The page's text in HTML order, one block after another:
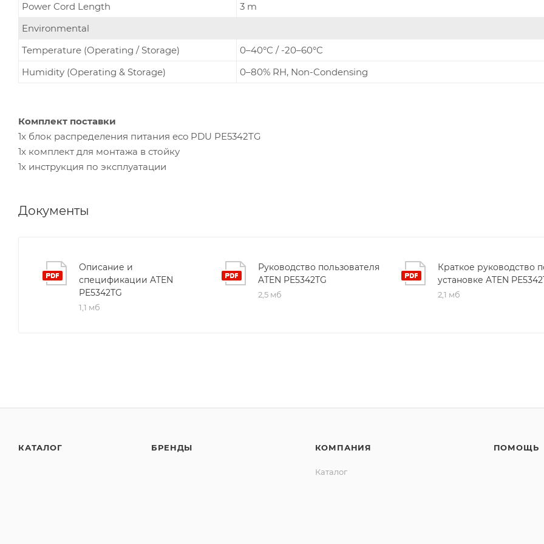
Power Cord Length
3 m
Environmental
Temperature (Operating / Storage)
0–40°C / -20–60°C
Humidity (Operating & Storage)
0–80% RH, Non-Condensing
Комплект поставки
1x блок распределения питания eco PDU PE5342TG
1х комплект для монтажа в стойку
1х инструкция по эксплуатации
Документы
Описание и
спецификации ATEN
PE5342TG
1,1 мб
Руководство пользователя
ATEN PE5342TG
2,5 мб
Краткое руководство
установке ATEN
2,1 мб
КАТАЛОГ БРЕНДЫ КОМПАНИЯ
Каталог
ПОМОЩЬ